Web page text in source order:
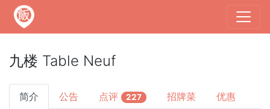
九楼 Table Neuf
简介 公告 点评 227 招牌菜 优惠